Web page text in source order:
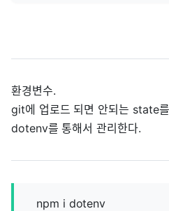
환경변수.
git에 업로드 되면 안되는 state를
dotenv를 통해서 관리한다.
npm i dotenv